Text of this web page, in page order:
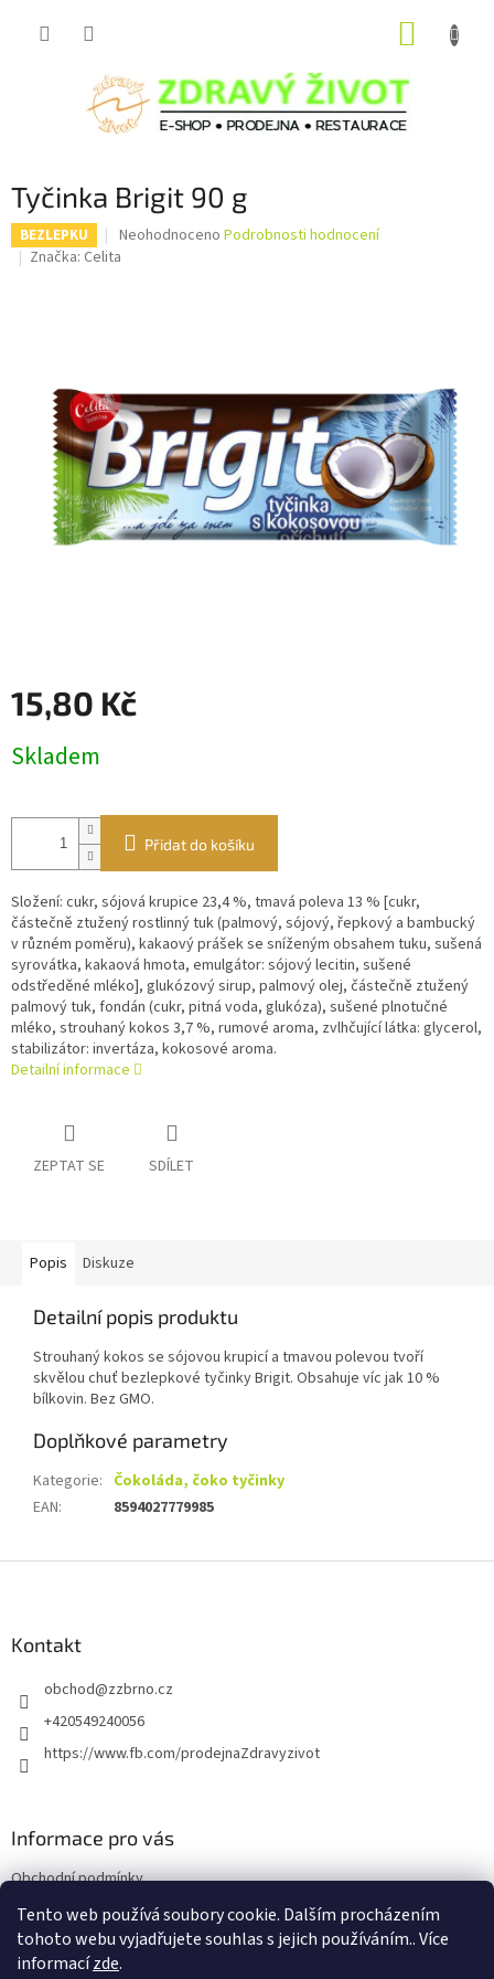
Tento web používá soubory cookie. Dalším procházením
tohoto webu vyjadřujete souhlas s jejich používáním.. Více
informacízde.
Tyčinka Brigit 90 g
BEZLEPKU
Průměrné
hodnocení
Neohodnoceno Podrobnosti hodnocení
Značka: Celita
15,80 Kč
cena:
Skladem
Přidat do košíku
Složení: cukr, sójová krupice 23,4 %, tmavá poleva 13 % [cukr,
částečně ztužený rostlinný tuk (palmový, sójový, řepkový a bambucký
v různém poměru), kakaový prášek se sníženým obsahem tuku, sušená
syrovátka, kakaová hmota, emulgátor: sójový lecitin, sušené
odstředěné mléko], glukózový sirup, palmový olej, částečně ztužený
palmový tuk, fondán (cukr, pitná voda, glukóza), sušené plnotučné
mléko, strouhaný kokos 3,7 %, rumové aroma, zvlhčující látka: glycerol,
stabilizátor: invertáza, kokosové aroma.
Detailní informace
ZEPTAT SE SDÍLET
Popis Diskuze
Detailní popis produktu
Strouhaný kokos se sójovou krupicí a tmavou polevou tvoří
skvělou chuť bezlepkové tyčinky Brigit. Obsahuje víc jak 10 %
bílkovin. Bez GMO.
Doplňkové parametry
Kategorie: Čokoláda, čoko tyčinky
EAN: 8594027779985
Kontakt
obchod@zzbrno.cz
+420549240056
https://www.fb.com/prodejnaZdravyzivot
Informace pro vás
Obchodní podmínky
Podmínky ochrany osobních údajů